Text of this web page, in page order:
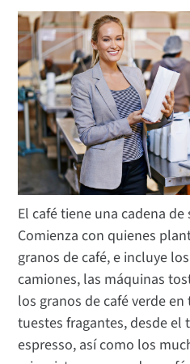
El café tiene una cadena
Comienza con quienes
granos de café, e incluye
camiones, las máquinas
los granos de café verde
tuestes fragantes, desde el
espresso, así como los